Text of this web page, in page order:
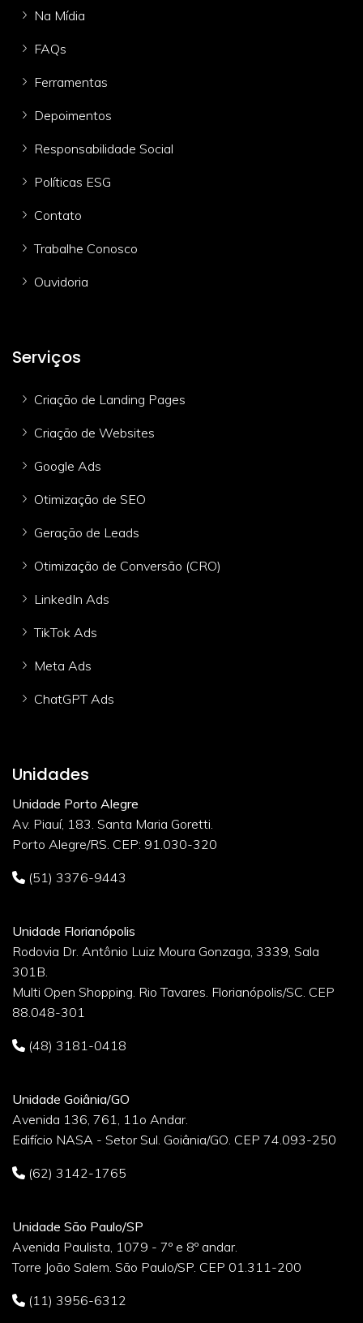
Na Mídia
FAQs
Ferramentas
Depoimentos
Responsabilidade Social
Políticas ESG
Contato
Trabalhe Conosco
Ouvidoria
Serviços
Criação de Landing Pages
Criação de Websites
Google Ads
Otimização de SEO
Geração de Leads
Otimização de Conversão (CRO)
LinkedIn Ads
TikTok Ads
Meta Ads
ChatGPT Ads
Unidades
Unidade Porto Alegre
Av. Piauí, 183. Santa Maria Goretti.
Porto Alegre/RS. CEP: 91.030-320
(51) 3376-9443
Unidade Florianópolis
Rodovia Dr. Antônio Luiz Moura Gonzaga, 3339, Sala
301B.
Multi Open Shopping. Rio Tavares. Florianópolis/SC. CEP
88.048-301
(48) 3181-0418
Unidade Goiânia/GO
Avenida 136, 761, 11o Andar.
Edifício NASA - Setor Sul. Goiânia/GO. CEP 74.093-250
(62) 3142-1765
Unidade São Paulo/SP
Avenida Paulista, 1079 - 7º e 8º andar.
Torre João Salem. São Paulo/SP. CEP 01.311-200
(11) 3956-6312